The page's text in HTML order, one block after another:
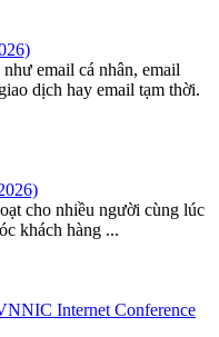
email cá nhân, email
dịch hay email tạm thời.
cho nhiều người cùng lúc
khách hàng ...
Internet Conference